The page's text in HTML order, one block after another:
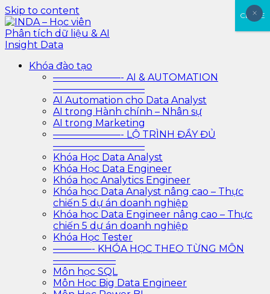
Skip to content
INDA – Học viên Phân tích dữ liệu & AI Insight Data
INDA – Học viện Đào tạo phân tích dữ liệu & AI chuyên
sâu cho ngành ngân hàng – bảo hiểm – chứng khoán
và doanh nghiệp với các project thực tế, cá nhân hóa
lộ trình với AI
Khóa đào tạo
———————- AI & AUTOMATION
—————————–
AI Automation cho Data Analyst
AI trong Hành chính – Nhân sự
AI trong Marketing
———————- LỘ TRÌNH ĐẦY ĐỦ
—————————–
Khóa Học Data Analyst
Khóa Học Data Engineer
Khóa học Analytics Engineer
Khóa học Data Analyst nâng cao – Thực
chiến 5 dự án doanh nghiệp
Khóa học Data Engineer nâng cao – Thực
chiến 5 dự án doanh nghiệp
Khóa Học Tester
————- KHÓA HỌC THEO TỪNG MÔN
——————–
Môn học SQL
Môn Học Big Data Engineer
×
CLOSE
×